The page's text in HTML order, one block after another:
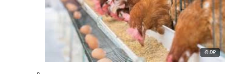
© DR